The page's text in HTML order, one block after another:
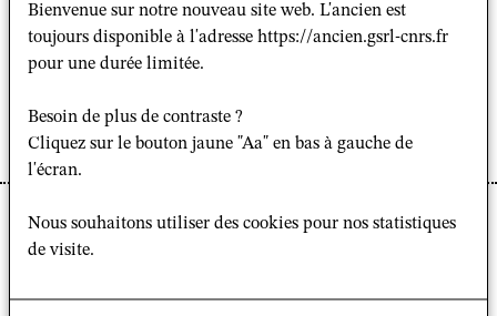
Mercier, Charles et Portier, Philippe. Les jeunes et leur laïcité
Paris : Presses de Sciences Po (coll. « Essai »), 290 p., 2025
dadultes-influenceurs-et-retour-des-rites-les-nouveaux-visages-
du-catholicisme-279502)
À l'occasion des fêtes de Pâques, marquées chez les
catholiques par des célébrations en forte hausse de
dansThe Conversationsur les dynamiques actuelles du
Bienvenue sur notre nouveau site web. L'ancien est
toujours disponible à l'adresse https://ancien.gsrl-cnrs.fr
pour une durée limitée.
Besoin de plus de contraste ?
Cliquez sur le bouton jaune "Aa" en bas à gauche de
l'écran.
Nous souhaitons utiliser des cookies pour nos statistiques
de visite.